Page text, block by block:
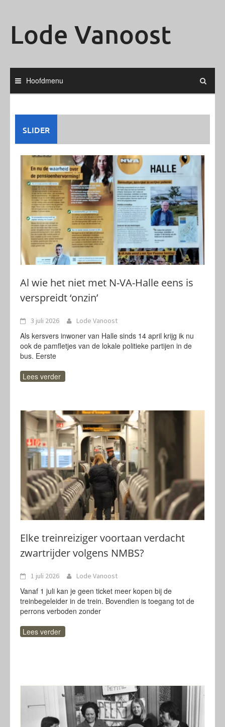
Lode Vanoost
Hoofdmenu
SLIDER
Al wie het niet met N-VA-Halle eens is
verspreidt ‘onzin’
3 juli 2026 Lode Vanoost
Als kersvers inwoner van Halle sinds 14 april krijg ik nu
ook de pamfletjes van de lokale politieke partijen in de
bus. Eerste
Lees verder
Elke treinreiziger voortaan verdacht
zwartrijder volgens NMBS?
1 juli 2026 Lode Vanoost
Vanaf 1 juli kan je geen ticket meer kopen bij de
treinbegeleider in de trein. Bovendien is toegang tot de
perrons verboden zonder
Lees verder